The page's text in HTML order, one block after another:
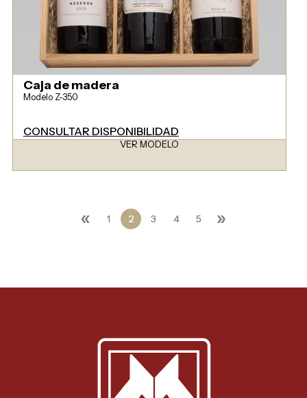
Caja de madera
Modelo Z-350
CONSULTAR DISPONIBILIDAD
VER MODELO
« 1 2 3 4 5 »